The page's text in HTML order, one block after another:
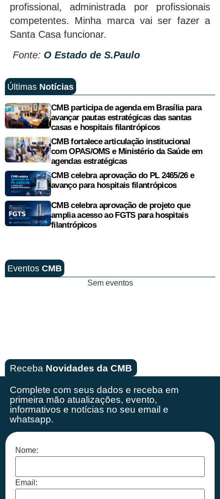
profissional, administrada por profissionais
competentes. Minha marca vai ser fazer a
Santa Casa funcionar.
Fonte: O Estado de S.Paulo
Últimas Notícias
CMB participa de agenda em Brasília para
avançar pautas estratégicas das santas
casas e hospitais filantrópicos
CMB fortalece articulação institucional
com OPAS/OMS e Ministério da Saúde em
agendas estratégicas
CMB celebra aprovação do PL 2465/26 e
avanço para hospitais filantrópicos
CMB celebra aprovação de projeto que
amplia acesso ao FGTS para hospitais
filantrópicos
Eventos CMB
Sem eventos
Receba Novidades da CMB
Complete com seus dados e receba em
primeira mão atualizações, evento,
informativos e notícias no seu email e
whatsapp.
Nome:
Email: